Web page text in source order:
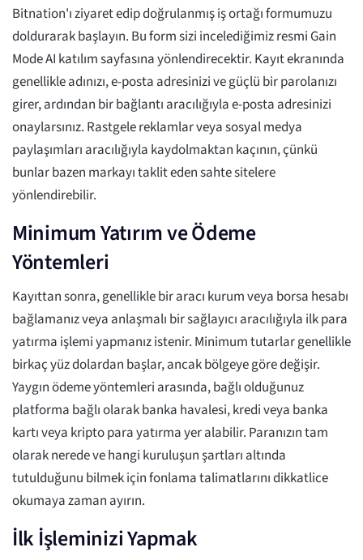
Bitnation'ı ziyaret edip doğrulanmış iş ortağı formumuzu
doldurarak başlayın. Bu form sizi incelediğimiz resmi Gain
Mode AI katılım sayfasına yönlendirecektir. Kayıt ekranında
genellikle adınızı, e-posta adresinizi ve güçlü bir parolanızı
girer, ardından bir bağlantı aracılığıyla e-posta adresinizi
onaylarsınız. Rastgele reklamlar veya sosyal medya
paylaşımları aracılığıyla kaydolmaktan kaçının, çünkü
bunlar bazen markayı taklit eden sahte sitelere
yönlendirebilir.
Minimum Yatırım ve Ödeme
Yöntemleri
Kayıttan sonra, genellikle bir aracı kurum veya borsa hesabı
bağlamanız veya anlaşmalı bir sağlayıcı aracılığıyla ilk para
yatırma işlemi yapmanız istenir. Minimum tutarlar genellikle
birkaç yüz dolardan başlar, ancak bölgeye göre değişir.
Yaygın ödeme yöntemleri arasında, bağlı olduğunuz
platforma bağlı olarak banka havalesi, kredi veya banka
kartı veya kripto para yatırma yer alabilir. Paranızın tam
olarak nerede ve hangi kuruluşun şartları altında
tutulduğunu bilmek için fonlama talimatlarını dikkatlice
okumaya zaman ayırın.
İlk İşleminizi Yapmak